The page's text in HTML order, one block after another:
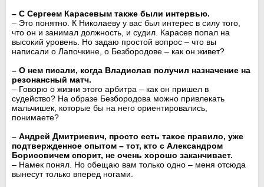
– С Сергеем Карасевым также были интервью.
– Это понятно. К Николаеву у вас был интерес в силу того,
что он и занимал должность, и судил. Карасев попал на
высокий уровень. Но задаю простой вопрос – что вы
написали о Лапочкине, о Безбородове – как он живет?
– О нем писали, когда Владислав получил назначение на
резонансный матч.
– Говорю о жизни этого арбитра – как он пришел в
судейство? На образе Безбородова можно привлекать
мальчишек, которые бы на него ориентировались,
понимаете?
– Андрей Дмитриевич, просто есть такое правило, уже
подтвержденное опытом – тот, кто с Александром
Борисовичем спорит, не очень хорошо заканчивает.
– Намек понял. Но обещаю вам только одно – меня отсюда
вынесут только вперед ногами.